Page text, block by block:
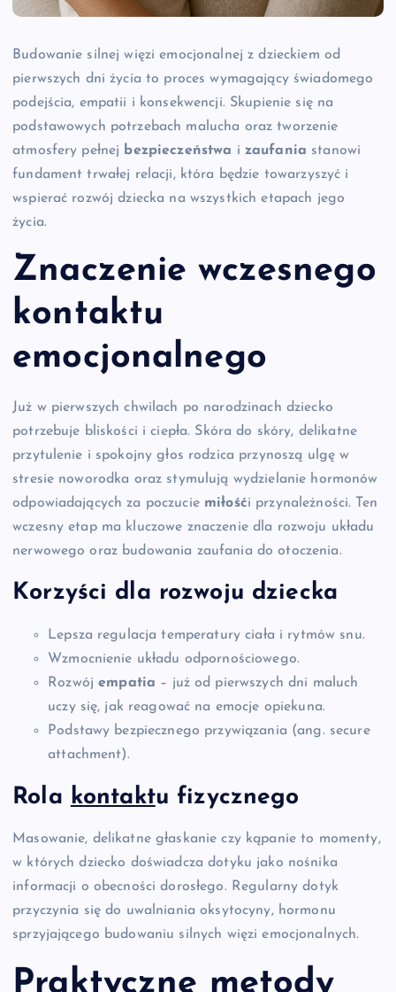
Budowanie silnej więzi emocjonalnej z dzieckiem od
pierwszych dni życia to proces wymagający świadomego
podejścia, empatii i konsekwencji. Skupienie się na
podstawowych potrzebach malucha oraz tworzenie
atmosfery pełnej bezpieczeństwa i zaufania stanowi
fundament trwałej relacji, która będzie towarzyszyć i
wspierać rozwój dziecka na wszystkich etapach jego
życia.
Znaczenie wczesnego
kontaktu
emocjonalnego
Już w pierwszych chwilach po narodzinach dziecko
potrzebuje bliskości i ciepła. Skóra do skóry, delikatne
przytulenie i spokojny głos rodzica przynoszą ulgę w
stresie noworodka oraz stymulują wydzielanie hormonów
odpowiadających za poczucie miłośći przynależności. Ten
wczesny etap ma kluczowe znaczenie dla rozwoju układu
nerwowego oraz budowania zaufania do otoczenia.
Korzyści dla rozwoju dziecka
Lepsza regulacja temperatury ciała i rytmów snu.
Wzmocnienie układu odpornościowego.
Rozwójempatia – już od pierwszych dni maluch
uczy się, jak reagować na emocje opiekuna.
Podstawy bezpiecznego przywiązania (ang. secure
attachment).
Rola kontaktu fizycznego
Masowanie, delikatne głaskanie czy kąpanie to momenty,
w których dziecko doświadcza dotyku jako nośnika
informacji o obecności dorosłego. Regularny dotyk
przyczynia się do uwalniania oksytocyny, hormonu
sprzyjającego budowaniu silnych więzi emocjonalnych.
Praktyczne metody